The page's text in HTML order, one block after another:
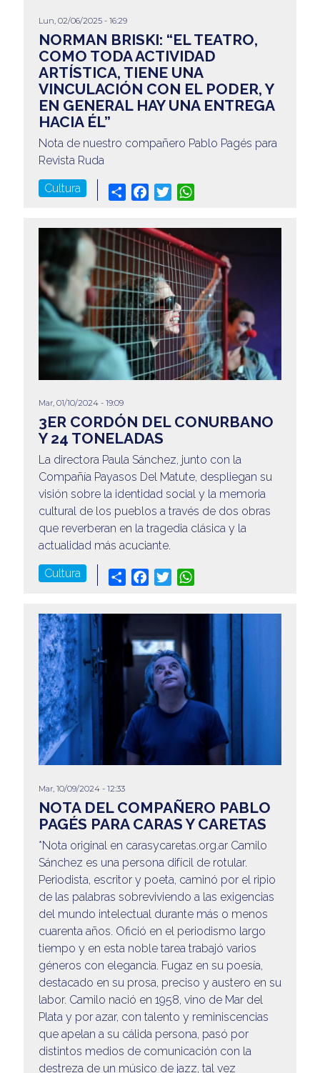
Lun, 02/06/2025 - 16:29
NORMAN BRISKI: “EL TEATRO,
COMO TODA ACTIVIDAD
ARTÍSTICA, TIENE UNA
VINCULACIÓN CON EL PODER, Y
EN GENERAL HAY UNA ENTREGA
HACIA ÉL”
Nota de nuestro compañero Pablo Pagés para
Revista Ruda
Cultura Share Facebook
Twitter
Mar, 01/10/2024 - 19:09
3ER CORDÓN DEL CONURBANO
Y 24 TONELADAS
La directora Paula Sánchez, junto con la
Compañía Payasos Del Matute, despliegan su
visión sobre la identidad social y la memoria
cultural de los pueblos a través de dos obras
que reverberan en la tragedia clásica y la
actualidad más acuciante.
Cultura Share Facebook
Twitter
Mar, 10/09/2024 - 12:33
NOTA DEL COMPAÑERO PABLO
PAGÉS PARA CARAS Y CARETAS
*Nota original en carasycaretas.org.ar Camilo
Sánchez es una persona difícil de rotular.
Periodista, escritor y poeta, caminó por el ripio
de las palabras sobreviviendo a las exigencias
del mundo intelectual durante más o menos
cuarenta años. Ofició en el periodismo largo
tiempo y en esta noble tarea trabajó varios
géneros con elegancia. Fugaz en su poesía,
destacado en su prosa, preciso y austero en su
labor. Camilo nació en 1958, vino de Mar del
Plata y por azar, con talento y reminiscencias
que apelan a su cálida persona, pasó por
distintos medios de comunicación con la
destreza de un músico de jazz, tal vez